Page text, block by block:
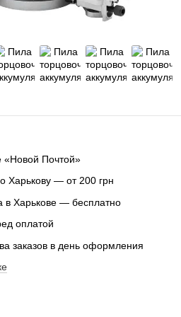
«Новой Почтой»
Харькову — от 200 грн
в Харькове — бесплатно
оплатой
заказов в день оформления